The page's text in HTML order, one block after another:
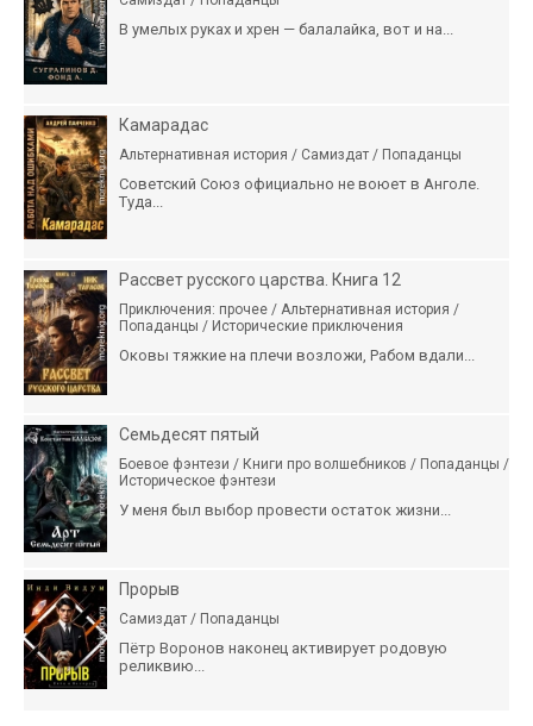
В умелых руках и хрен — балалайка, вот и на...
Камарадас
Альтернативная история / Самиздат / Попаданцы
Советский Союз официально не воюет в Анголе.
Туда...
Рассвет русского царства. Книга 12
Приключения: прочее / Альтернативная история /
Попаданцы / Исторические приключения
Оковы тяжкие на плечи возложи, Рабом вдали...
Семьдесят пятый
Боевое фэнтези / Книги про волшебников / Попаданцы /
Историческое фэнтези
У меня был выбор провести остаток жизни...
Прорыв
Самиздат / Попаданцы
Пётр Воронов наконец активирует родовую
реликвию...